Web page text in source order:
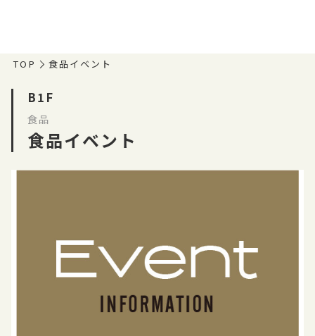
TOP 食品イベント
B1F
食品
食品イベント